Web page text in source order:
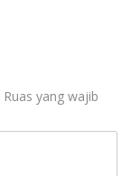
Ruas yang wajib